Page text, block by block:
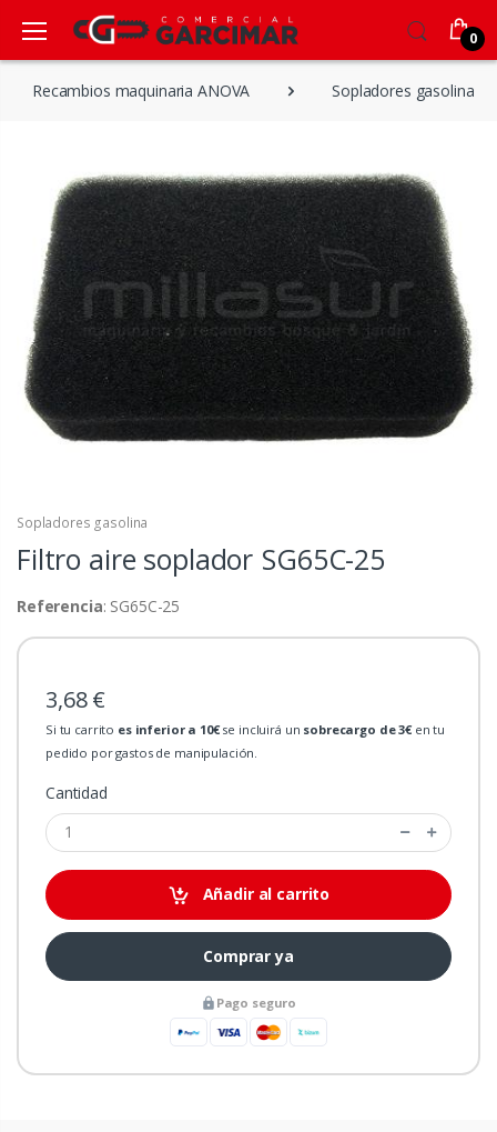
0
Recambios maquinaria ANOVA Sopladores gasolina
Sopladores gasolina
Filtro aire soplador SG65C-25
Referencia: SG65C-25
3,68 €
Si tu carrito es inferior a 10€se incluirá un sobrecargo de 3€en tu
pedido por gastos de manipulación.
Cantidad
Añadir al carrito
Comprar ya
Pago seguro